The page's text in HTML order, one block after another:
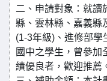
二、申請對象：就讀
縣、雲林縣、嘉義縣
(1-3年級)、進修部
國中之學生，曾參加
績優良者，歡迎推薦